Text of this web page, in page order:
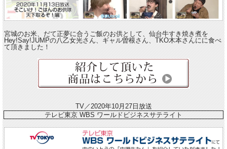
宮城のお米、だて正夢に合うご飯のお供として、仙台牛すき焼き煮を
Hey!Say!JUMPの八乙女光さん、ギャル曽根さん、TKO木本さんにに食べ
て頂きました！
TV／2020年10月27日放送
テレビ東京 WBS ワールドビジネスサテライト